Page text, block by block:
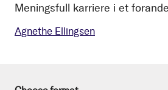
Meningsfull karriere i et
Agnethe Ellingsen